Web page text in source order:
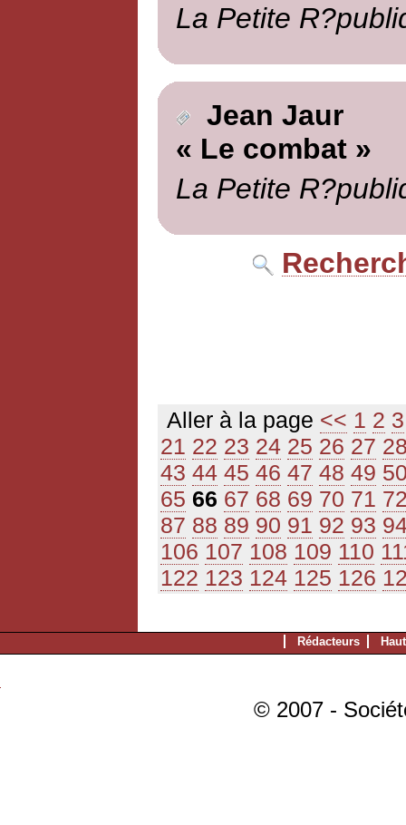
La Petite
Jean Jaur
« Le combat »
La Petite
Aller à la page << 1 2 3
21 22 23 24 25 26 27
43 44 45 46 47 48 49
65 66 67 68 69 70 71
87 88 89 90 91 92 93
106 107 108 109 110
122 123 124 125 126
Rédacteurs
© 2007 -